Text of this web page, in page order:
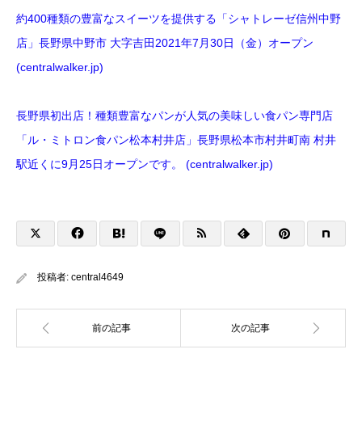
約400種類の豊富なスイーツを提供する「シャトレーゼ信州中野
店」長野県中野市 大字吉田2021年7月30日（金）オープン
(centralwalker.jp)
長野県初出店！種類豊富なパンが人気の美味しい食パン専門店
「ル・ミトロン食パン松本村井店」長野県松本市村井町南 村井
駅近くに9月25日オープンです。 (centralwalker.jp)
投稿者: central4649